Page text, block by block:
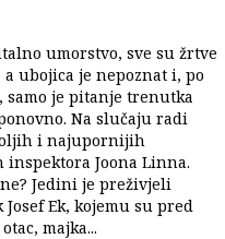
umorstvo, sve su žrtve
ubojica je nepoznat i, po
samo je pitanje trenutka
Na slučaju radi
i najupornijih
inspektora Joona Linna.
Jedini je preživjeli
Josef Ek, kojemu su pred
majka...